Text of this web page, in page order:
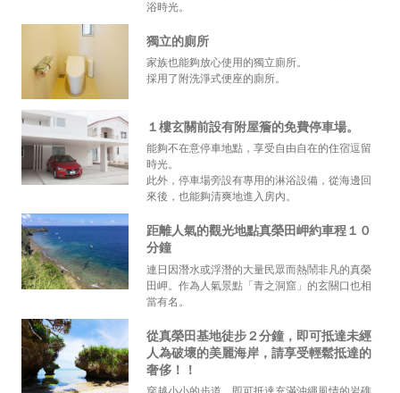
浴時光。
獨立的廁所
家族也能夠放心使用的獨立廁所。
採用了附洗淨式便座的廁所。
１樓玄關前設有附屋簷的免費停車場。
能夠不在意停車地點，享受自由自在的住宿逗留
時光。
此外，停車場旁設有專用的淋浴設備，從海邊回
來後，也能夠清爽地進入房內。
距離人氣的觀光地點真榮田岬約車程１０
分鐘
連日因潛水或浮潛的大量民眾而熱鬧非凡的真榮
田岬。作為人氣景點「青之洞窟」的玄關口也相
當有名。
從真榮田基地徒步２分鐘，即可抵達未經
人為破壞的美麗海岸，請享受輕鬆抵達的
奢侈！！